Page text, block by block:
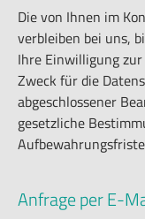
Die von Ihnen im
verbleiben bei uns,
Ihre Einwilligung
Zweck für die
abgeschlossener
gesetzliche
Anfrage per E-